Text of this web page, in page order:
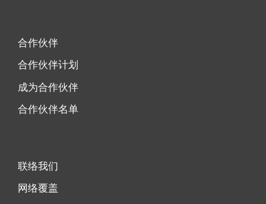
合作伙伴
合作伙伴计划
成为合作伙伴
合作伙伴名单
联络我们
网络覆盖